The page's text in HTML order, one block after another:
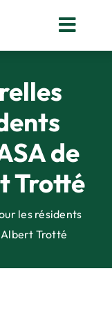
de
Trotté
les résidents
Albert Trotté